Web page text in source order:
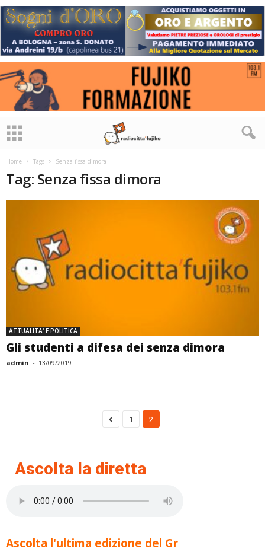
Home Tags Senza fissa dimora
Tag: Senza fissa dimora
ATTUALITA' E POLITICA
Gli studenti a difesa dei senza dimora
admin - 13/09/2019
1 2
Ascolta la diretta
Ascolta l'ultima edizione del Gr